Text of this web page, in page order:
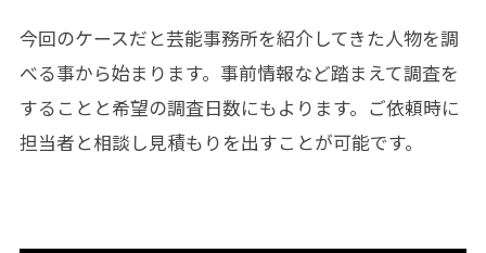
今回のケースだと芸能事務所を紹介してきた人物を調
べる事から始まります。事前情報など踏まえて調査を
することと希望の調査日数にもよります。ご依頼時に
担当者と相談し見積もりを出すことが可能です。